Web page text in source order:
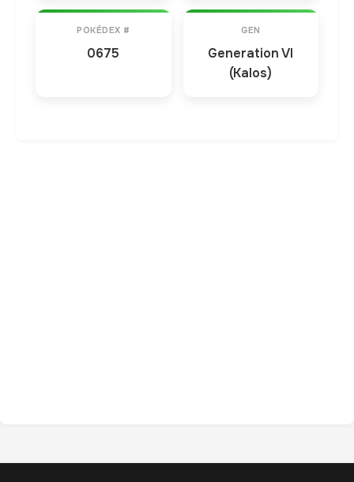
POKÉDEX #
0675
GEN
Generation VI
(Kalos)